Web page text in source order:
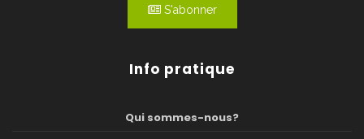
S'abonner
Info pratique
Qui sommes-nous?